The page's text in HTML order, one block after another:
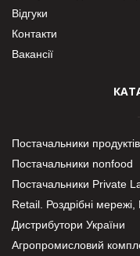
Відгуки
Контакти
Вакансії
Постачальники
Постачальники nonfood
Постачальники Private
Retail. Роздрібні
Дистрибутори України
Агропромисловий